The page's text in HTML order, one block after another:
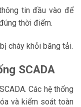
tin đầu vào để
thời điểm.
cháy khỏi băng tải.
SCADA
Các hệ thống
và kiểm soát toàn